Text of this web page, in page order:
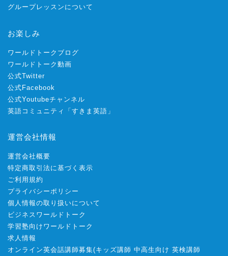
グループレッスンについて
お楽しみ
ワールドトークブログ
ワールドトーク動画
公式Twitter
公式Facebook
公式Youtubeチャンネル
英語コミュニティ「すきま英語」
運営会社情報
運営会社概要
特定商取引法に基づく表示
ご利用規約
プライバシーポリシー
個人情報の取り扱いについて
ビジネスワールドトーク
学習塾向けワールドトーク
求人情報
オンライン英会話講師募集(キッズ講師 中高生向け 英検講師